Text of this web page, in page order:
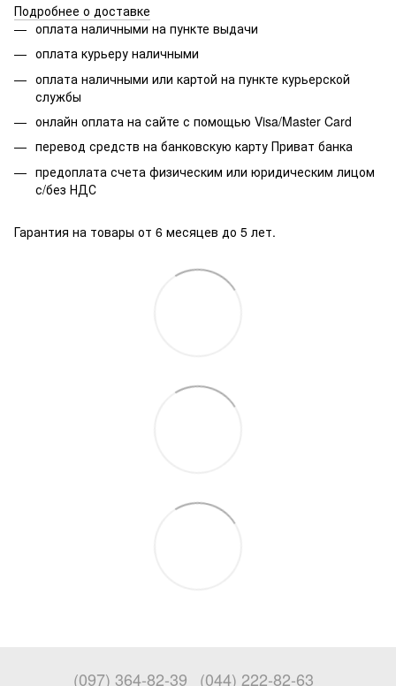
Подробнее о доставке
оплата наличными на пункте выдачи
оплата курьеру наличными
оплата наличными или картой на пункте курьерской
службы
онлайн оплата на сайте с помощью Visa/Master Card
перевод средств на банковскую карту Приват банка
предоплата счета физическим или юридическим лицом
с/без НДС
Гарантия на товары от 6 месяцев до 5 лет.
(097) 364-82-39 (044) 222-82-63